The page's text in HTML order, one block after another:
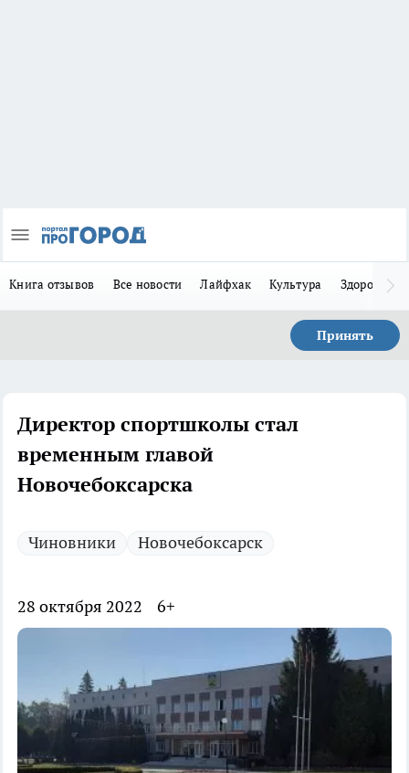
Книга отзывов Все новости Лайфхак Культура Здоровье
Принять
Директор спортшколы стал
временным главой
Новочебоксарска
Чиновники Новочебоксарск
28 октября 2022 6+